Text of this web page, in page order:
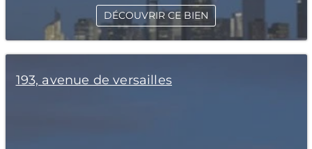
DÉCOUVRIR CE BIEN
193, avenue de versailles